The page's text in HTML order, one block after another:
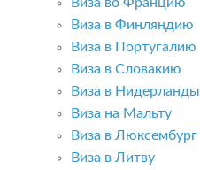
Виза в Финляндию
Виза в Португалию
Виза в Словакию
Виза в Нидерланды
Виза на Мальту
Виза в Люксембург
Виза в Литву